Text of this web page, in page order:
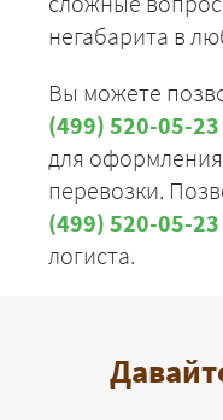
негабарита в
Вы можете
(499) 520-05-23
для
перевозки.
(499) 520-05-23
логиста.